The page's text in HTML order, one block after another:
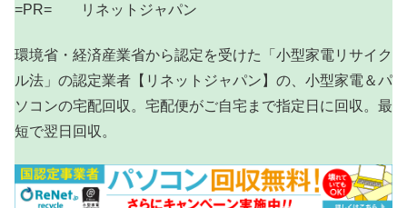
=PR= リネットジャパン
環境省・経済産業省から認定を受けた「小型家電リサイク
ル法」の認定業者【リネットジャパン】の、小型家電＆パ
ソコンの宅配回収。宅配便がご自宅まで指定日に回収。最
短で翌日回収。